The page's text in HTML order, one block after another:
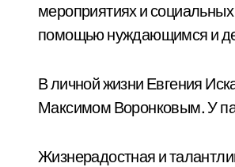
мероприятиях и
помощью нуждающимся и
В личной жизни Евгения
Максимом Воронковым. У
Жизнерадостная и